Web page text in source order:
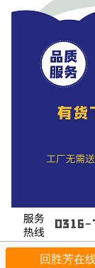
以上物流
回胜芳在